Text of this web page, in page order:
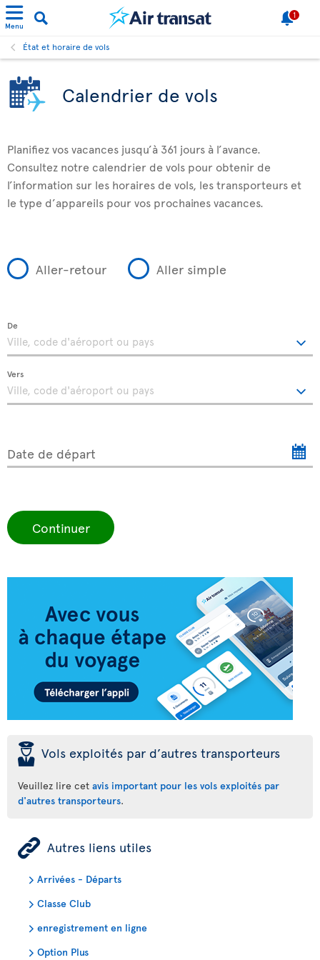
Menu
1
État et horaire de vols
Calendrier de vols
Planifiez vos vacances jusqu’à 361 jours à l’avance.
Consultez notre calendrier de vols pour obtenir de
l’information sur les horaires de vols, les transporteurs et
le type d’appareils pour vos prochaines vacances.
Aller-retour Aller simple
De
Vers
Date de départ
Continuer
þ Vols exploités par d’autres transporteurs
Veuillez lire cet avis important pour les vols exploités par
d'autres transporteurs.
ÿ Autres liens utiles
Arrivées - Départs
Classe Club
enregistrement en ligne
Option Plus